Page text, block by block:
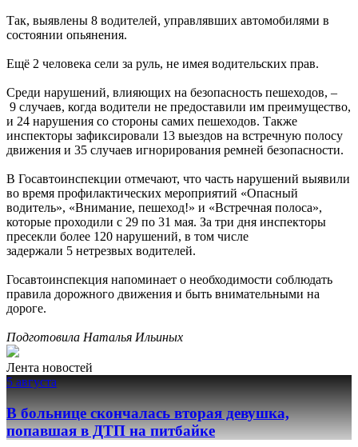
Так, выявлены 8 водителей, управлявших автомобилями в
состоянии опьянения.
Ещё 2 человека сели за руль, не имея водительских прав.
Среди нарушений, влияющих на безопасность пешеходов, –
9 случаев, когда водители не предоставили им преимущество,
и 24 нарушения со стороны самих пешеходов. Также
инспекторы зафиксировали 13 выездов на встречную полосу
движения и 35 случаев игнорирования ремней безопасности.
В Госавтоинспекции отмечают, что часть нарушений выявили
во время профилактических мероприятий «Опасный
водитель», «Внимание, пешеход!» и «Встречная полоса»,
которые проходили с 29 по 31 мая. За три дня инспекторы
пресекли более 120 нарушений, в том числе
задержали 5 нетрезвых водителей.
Госавтоинспекция напоминает о необходимости соблюдать
правила дорожного движения и быть внимательными на
дороге.
Подготовила Наталья Ильиных
Лента новостей
5 августа
В больнице скончалась вторая девушка,
попавшая в ДТП на питбайке